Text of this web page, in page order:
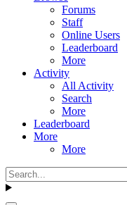
Forums
Staff
Online Users
Leaderboard
More
Activity
All Activity
Search
More
Leaderboard
More
More